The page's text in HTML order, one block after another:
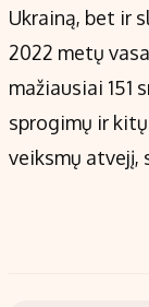
Ukrainą, bet ir
2022 metų
mažiausiai 151
sprogimų ir
veiksmų atvejį,